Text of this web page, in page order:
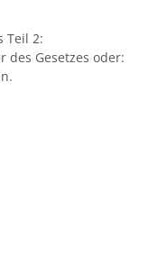
Teil 2:
des Gesetzes oder: